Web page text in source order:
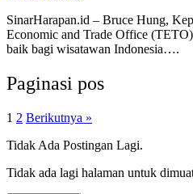
SinarHarapan.id – Bruce Hung,
Economic and Trade Office
baik bagi wisatawan Indonesia….
Paginasi pos
1 2 Berikutnya »
Tidak Ada Postingan Lagi.
Tidak ada lagi halaman untuk